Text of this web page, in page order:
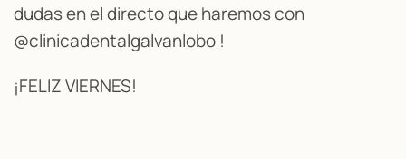
dudas en el directo que haremos con
@clinicadentalgalvanlobo !
¡FELIZ VIERNES!